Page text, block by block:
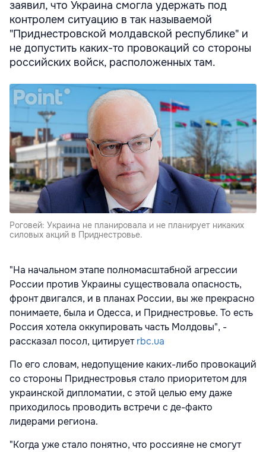
заявил, что Украина смогла удержать под
контролем ситуацию в так называемой
"Приднестровской молдавской республике" и
не допустить каких-то провокаций со стороны
российских войск, расположенных там.
Роговей: Украина не планировала и не планирует никаких
силовых акций в Приднестровье.
"На начальном этапе полномасштабной агрессии
России против Украины существовала опасность,
фронт двигался, и в планах России, вы же прекрасно
понимаете, была и Одесса, и Приднестровье. То есть
Россия хотела оккупировать часть Молдовы", -
рассказал посол, цитируетrbc.ua
По его словам, недопущение каких-либо провокаций
со стороны Приднестровья стало приоритетом для
украинской дипломатии, с этой целью ему даже
приходилось проводить встречи с де-факто
лидерами региона.
"Когда уже стало понятно, что россияне не смогут